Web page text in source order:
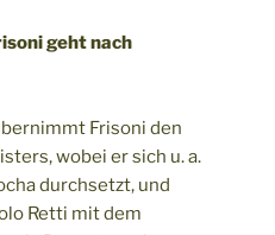
geht nach
Frisoni den
wobei er sich u. a.
durchsetzt, und
Retti mit dem